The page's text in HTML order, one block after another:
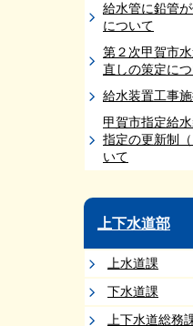
給水管に鉛管
について
第２次甲賀市
直しの策定に
給水装置工事
甲賀市指定給
指定の更新制
いて
上下水道部
上水道課
下水道課
上下水道総務